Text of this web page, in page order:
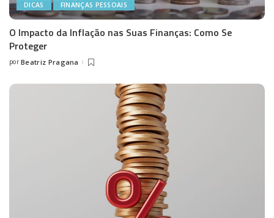
DICAS FINANÇAS PESSOAIS
O Impacto da Inflação nas Suas Finanças: Como Se
Proteger
Posted
por Beatriz Pragana